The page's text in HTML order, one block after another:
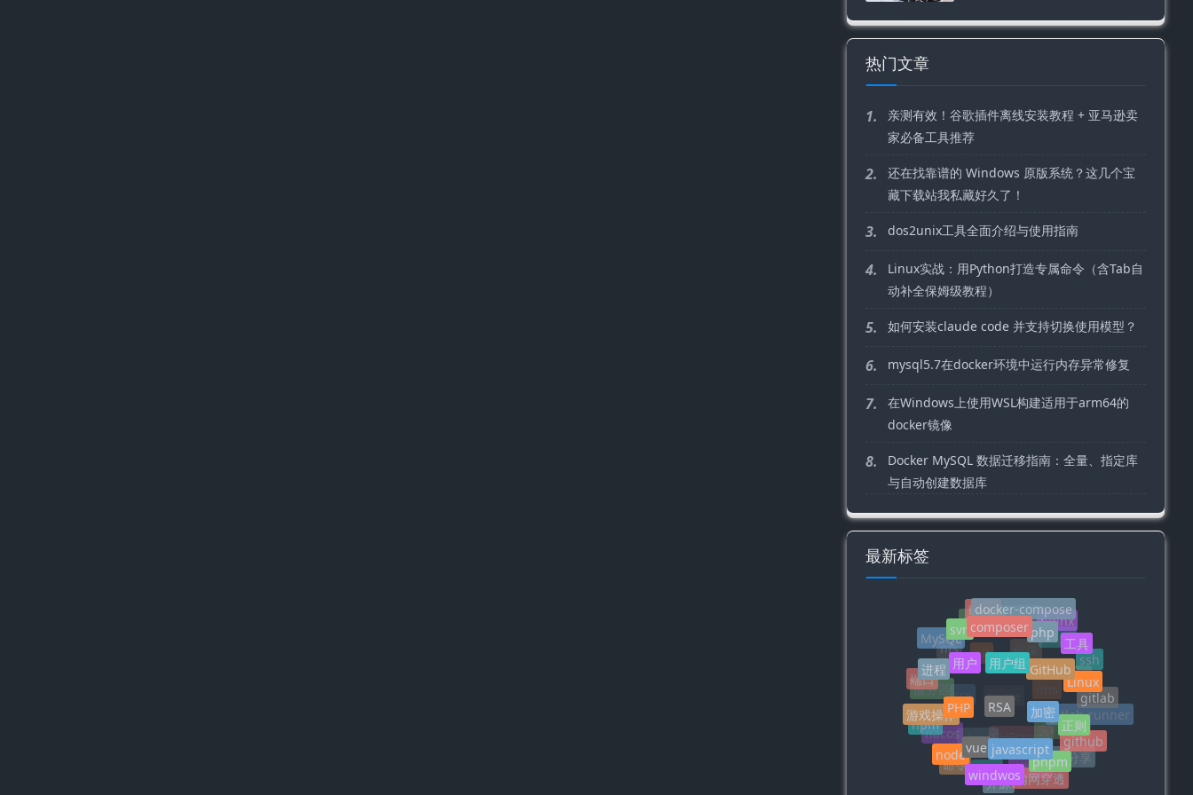
热门文章
1.
亲测有效！谷歌插件离线安装教程 + 亚马逊卖
家必备工具推荐
2.
还在找靠谱的 Windows 原版系统？这几个宝
藏下载站我私藏好久了！
3. dos2unix工具全面介绍与使用指南
4.
Linux实战：用Python打造专属命令（含Tab自
动补全保姆级教程）
5. 如何安装claude code 并支持切换使用模型？
6. mysql5.7在docker环境中运行内存异常修复
7.
在Windows上使用WSL构建适用于arm64的
docker镜像
8.
Docker MySQL 数据迁移指南：全量、指定库
与自动创建数据库
最新标签
centos
docker
linux
docker-compose
nginx
https
镜像
git
nfs
MySQL
svncomposer php
工具
ssh
dig
dns
mime
css
服务器
端口
进程
用户 用户组 GitHub
Linux
gitlab
gitlab-runner
实时同步
PHPstorm
xhsell
nacos
npm
游戏操作
PHP RSA
加密
正则
github
项目分享
浏览器
搜索
命令
node
vue javascript
pnpm
内网穿透
开源
windwos